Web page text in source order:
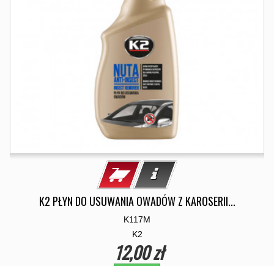
K2 PŁYN DO USUWANIA OWADÓW Z KAROSERII...
K117M
K2
12,00 zł